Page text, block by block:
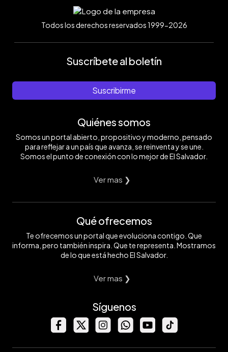
Todos los derechos reservados 1999-2026
Suscríbete al boletín
Suscribirme
Quiénes somos
Somos un portal abierto, propositivo y moderno, pensado
para reflejar a un país que avanza, se reinventa y se une.
Somos el punto de conexión con lo mejor de El Salvador.
Ver mas ❯
Qué ofrecemos
Te ofrecemos un portal que evoluciona contigo. Que
informa, pero también inspira. Que te representa. Mostramos
de lo que está hecho El Salvador.
Ver mas ❯
Síguenos